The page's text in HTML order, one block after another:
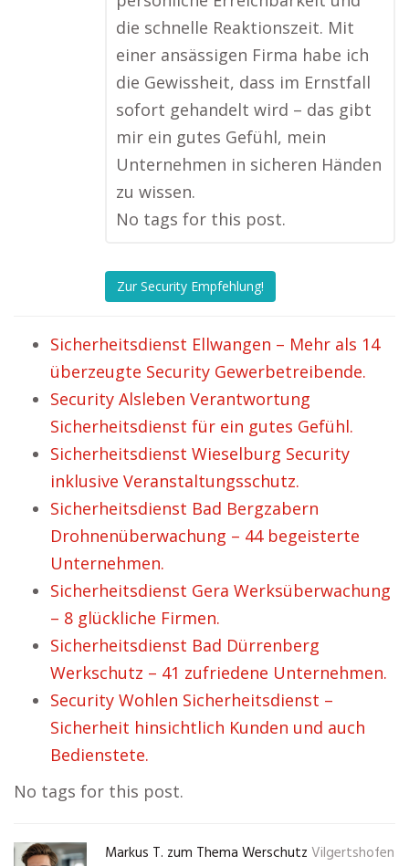
die schnelle Reaktionszeit. Mit
einer ansässigen Firma habe ich
die Gewissheit, dass im Ernstfall
sofort gehandelt wird – das gibt
mir ein gutes Gefühl, mein
Unternehmen in sicheren Händen
zu wissen.
No tags for this post.
Zur Security Empfehlung!
Sicherheitsdienst Ellwangen – Mehr als 14
überzeugte Security Gewerbetreibende.
Security Alsleben Verantwortung
Sicherheitsdienst für ein gutes Gefühl.
Sicherheitsdienst Wieselburg Security
inklusive Veranstaltungsschutz.
Sicherheitsdienst Bad Bergzabern
Drohnenüberwachung – 44 begeisterte
Unternehmen.
Sicherheitsdienst Gera Werksüberwachung
– 8 glückliche Firmen.
Sicherheitsdienst Bad Dürrenberg
Werkschutz – 41 zufriedene Unternehmen.
Security Wohlen Sicherheitsdienst –
Sicherheit hinsichtlich Kunden und auch
Bedienstete.
No tags for this post.
Markus T. zum Thema Werschutz Vilgertshofen